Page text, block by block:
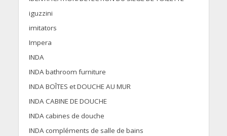
iguzzini
imitators
Impera
INDA
INDA bathroom furniture
INDA BOÎTES et DOUCHE AU MUR
INDA CABINE DE DOUCHE
INDA cabines de douche
INDA compléments de salle de bains